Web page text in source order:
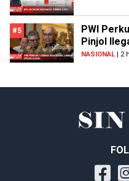
#5
PWI
Pinjol
NASIONAL | 2